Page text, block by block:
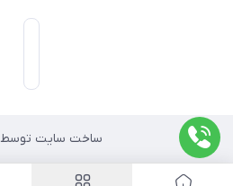
ساخت سایت توسط